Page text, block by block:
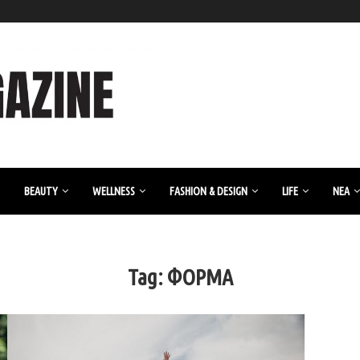
BEAUTY WELLNESS FASHION & DESIGN LIFE ΝΈΑ
Tag: ΦΟΡΜΑ